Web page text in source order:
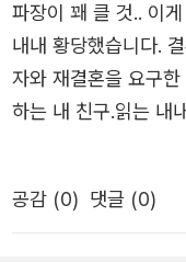
파장이 꽤 클 것.. 이
내내 황당했습니다.
자와 재결혼을 요구
하는 내 친구.읽는 내
린다. 매혹적인 관계
그래서 도대체 뭔데 !!
공감 (0) 댓글 (0)